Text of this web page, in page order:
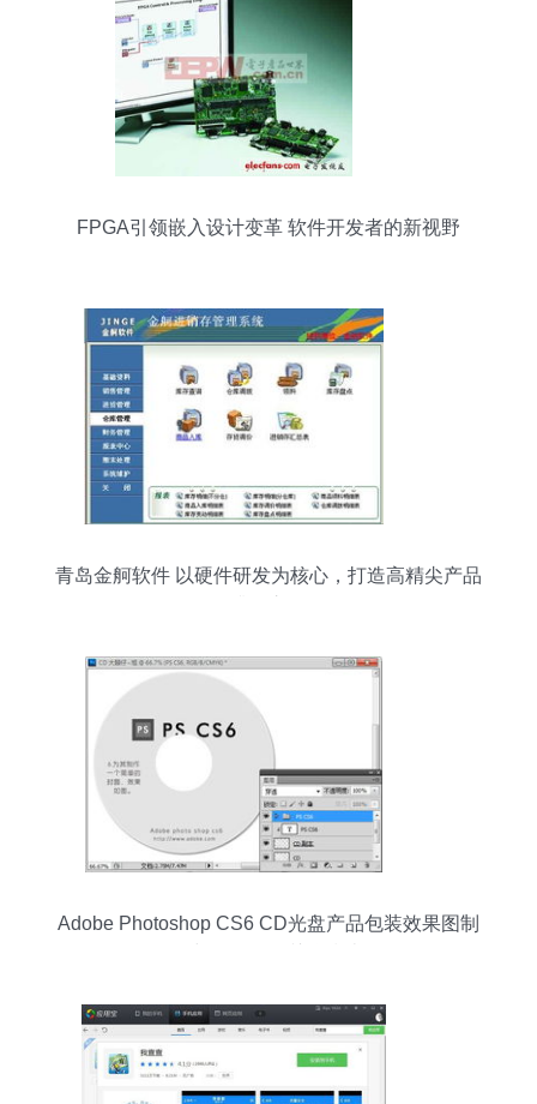
FPGA引领嵌入设计变革 软件开发者的新视野
青岛金舸软件 以硬件研发为核心，打造高精尖产品
Adobe Photoshop CS6 CD光盘产品包装效果图制